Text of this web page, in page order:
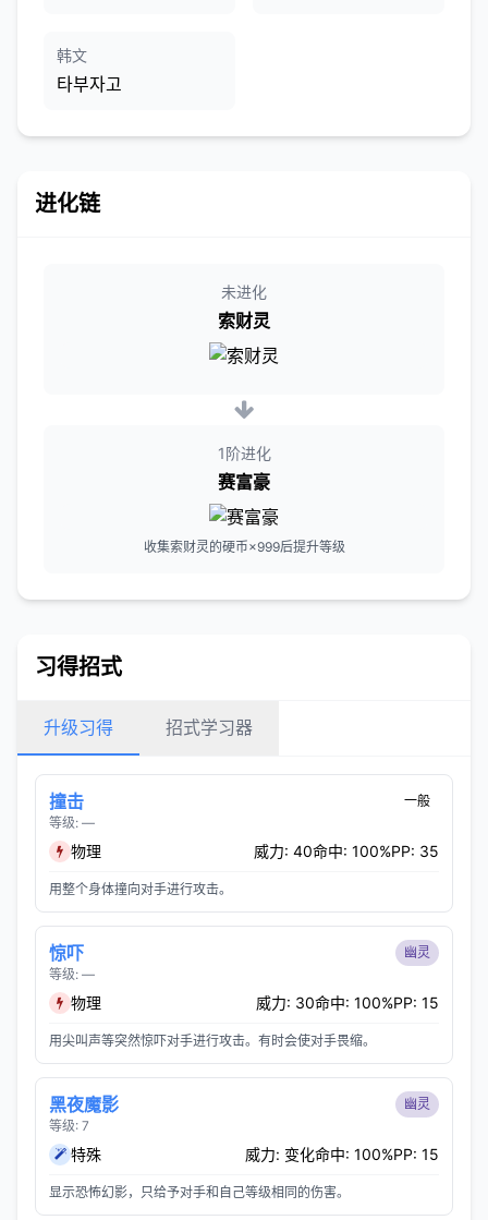
韩文
타부자고
进化链
未进化
索财灵
1阶进化
赛富豪
收集索财灵的硬币×999后提升等级
习得招式
升级习得 招式学习器
撞击
等级: —
一般
物理 威力: 40命中: 100%PP: 35
用整个身体撞向对手进行攻击。
惊吓
等级: —
幽灵
物理 威力: 30命中: 100%PP: 15
用尖叫声等突然惊吓对手进行攻击。有时会使对手畏缩。
黑夜魔影
等级: 7
幽灵
特殊 威力: 变化命中: 100%PP: 15
显示恐怖幻影，只给予对手和自己等级相同的伤害。